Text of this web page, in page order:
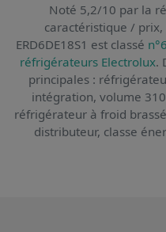
Noté 5,2/10 par la
caractéristique / prix,
ERD6DE18S1 est classé
réfrigérateurs Electrolux.
principales :
intégration, volume
réfrigérateur à froid
distributeur, classe